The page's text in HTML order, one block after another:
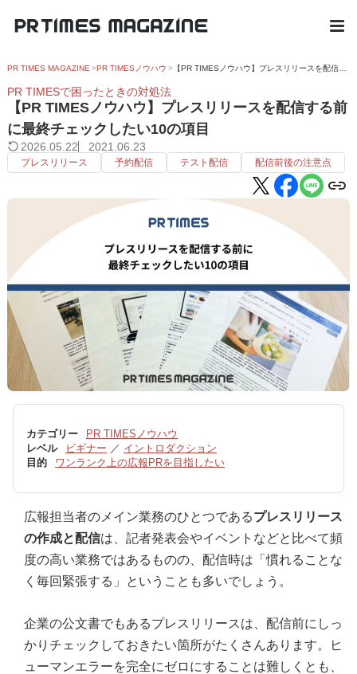
PR TIMES MAGAZINE PR TIMESノウハウ 【PR TIMESノウハウ】プレスリリースを配信する前に最終チェックしたい10の項目
PR TIMESで困ったときの対処法
【PR TIMESノウハウ】プレスリリースを配信する前
に最終チェックしたい10の項目
2026.05.22 2021.06.23
プレスリリース 予約配信 テスト配信 配信前後の注意点
カテゴリー
PR TIMESノウハウ
レベル
ビギナー ／ イントロダクション
目的
ワンランク上の広報PRを目指したい
広報担当者のメイン業務のひとつであるプレスリリース
の作成と配信は、記者発表会やイベントなどと比べて頻
度の高い業務ではあるものの、配信時は「慣れることな
く毎回緊張する」ということも多いでしょう。
企業の公文書でもあるプレスリリースは、配信前にしっ
かりチェックしておきたい箇所がたくさんあります。ヒ
ューマンエラーを完全にゼロにすることは難しくとも、